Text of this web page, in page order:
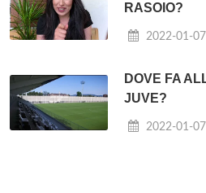
RASOIO?
2022-01-07
DOVE FA
JUVE?
2022-01-07